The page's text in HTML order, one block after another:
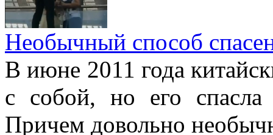
Необычный способ
В июне 2011 года
с собой, но его
Причем довольно